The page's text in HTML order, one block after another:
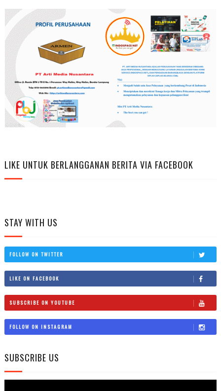
LIKE UNTUK BERLANGGANAN BERITA VIA FACEBOOK
STAY WITH US
FOLLOW ON TWITTER
LIKE ON FACEBOOK
SUBSCRIBE ON YOUTUBE
FOLLOW ON INSTAGRAM
SUBSCRIBE US